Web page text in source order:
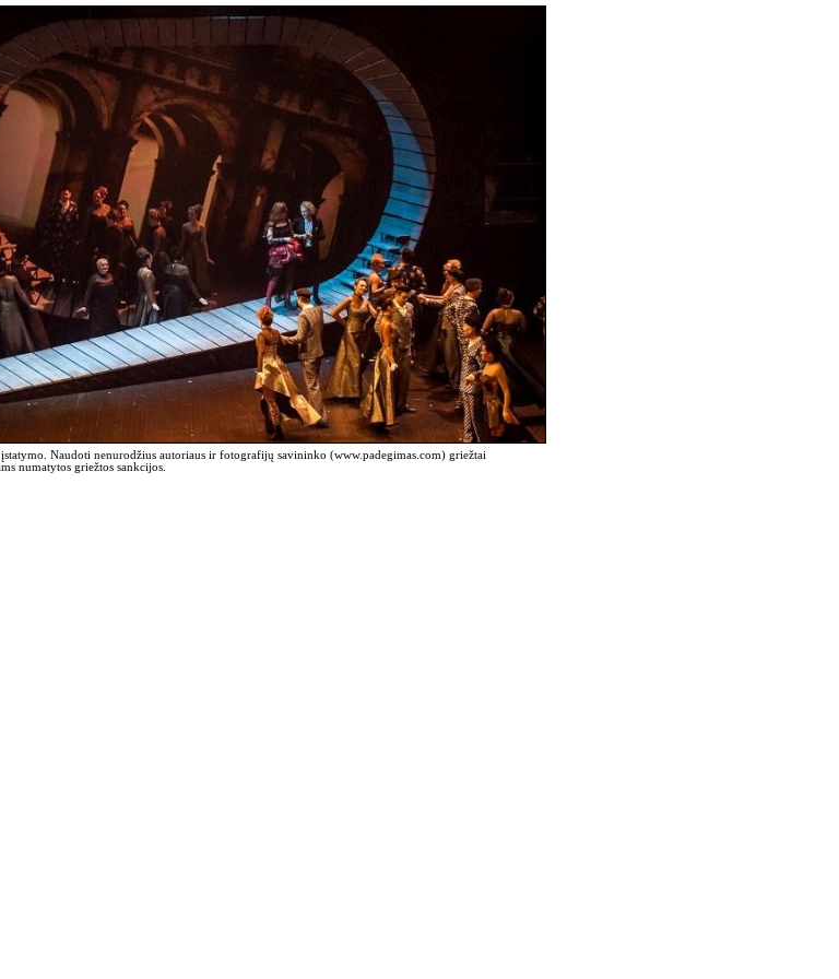
įstatymo. Naudoti nenurodžius autoriaus ir fotografijų savininko (www.padegimas.com) griežtai
numatytos griežtos sankcijos.